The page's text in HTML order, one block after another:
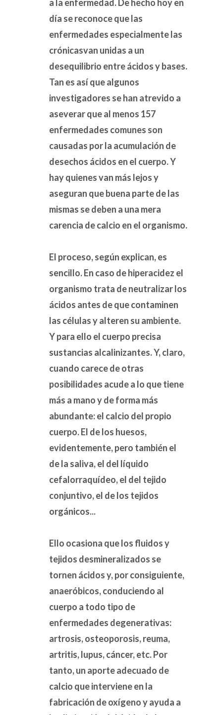
a la enfermedad. De hecho hoy en
día se reconoce que las
enfermedades especialmente las
crónicasvan unidas a un
desequilibrio entre ácidos y bases.
Tan es así que algunos
investigadores se han atrevido a
aseverar que al menos 157
enfermedades comunes son
causadas por la acumulación de
desechos ácidos en el cuerpo. Y
hay quienes van más lejos y
aseguran que buena parte de las
mismas se deben a una mera
carencia de calcio en el organismo.
El proceso, según explican, es
sencillo. En caso de hiperacidez el
organismo trata de neutralizar los
ácidos antes de que contaminen
las células y alteren su ambiente.
Y para ello el cuerpo precisa
sustancias alcalinizantes. Y, claro,
cuando carece de otras
posibilidades acude a lo que tiene
más a mano y de forma más
abundante: el calcio del propio
cuerpo. El de los huesos,
evidentemente, pero también el
de la saliva, el del líquido
cefalorraquídeo, el del tejido
conjuntivo, el de los tejidos
orgánicos...
Ello ocasiona que los fluidos y
tejidos desmineralizados se
tornen ácidos y, por consiguiente,
anaeróbicos, conduciendo al
cuerpo a todo tipo de
enfermedades degenerativas:
artrosis, osteoporosis, reuma,
artritis, lupus, cáncer, etc. Por
tanto, un aporte adecuado de
calcio que interviene en la
fabricación de oxígeno y ayuda a